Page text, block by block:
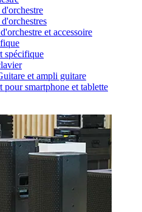
et accessoire
spécifique
et ampli guitare
pour smartphone et tablette